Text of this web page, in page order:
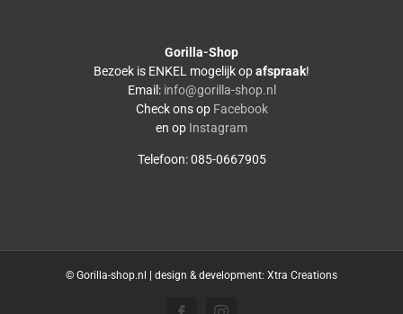
Gorilla-Shop
Bezoek is ENKEL mogelijk opafspraak!
Email: info@gorilla-shop.nl
Check ons op Facebook
en op Instagram
Telefoon: 085-0667905
© Gorilla-shop.nl | design & development: Xtra Creations